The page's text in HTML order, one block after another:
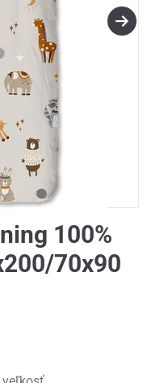
100%
70x90